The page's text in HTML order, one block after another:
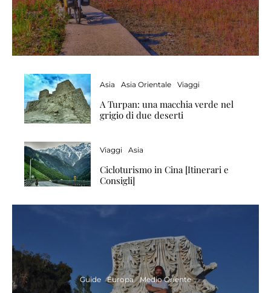
Asia Asia Orientale Viaggi
A Turpan: una macchia verde nel
grigio di due deserti
Viaggi Asia
Cicloturismo in Cina [Itinerari e
Consigli]
Guide Europa Medio Oriente